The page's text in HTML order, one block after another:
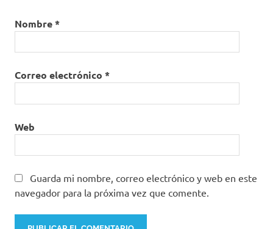
Nombre*
Correo electrónico *
Web
Guarda mi nombre, correo electrónico y web en este
navegador para la próxima vez que comente.